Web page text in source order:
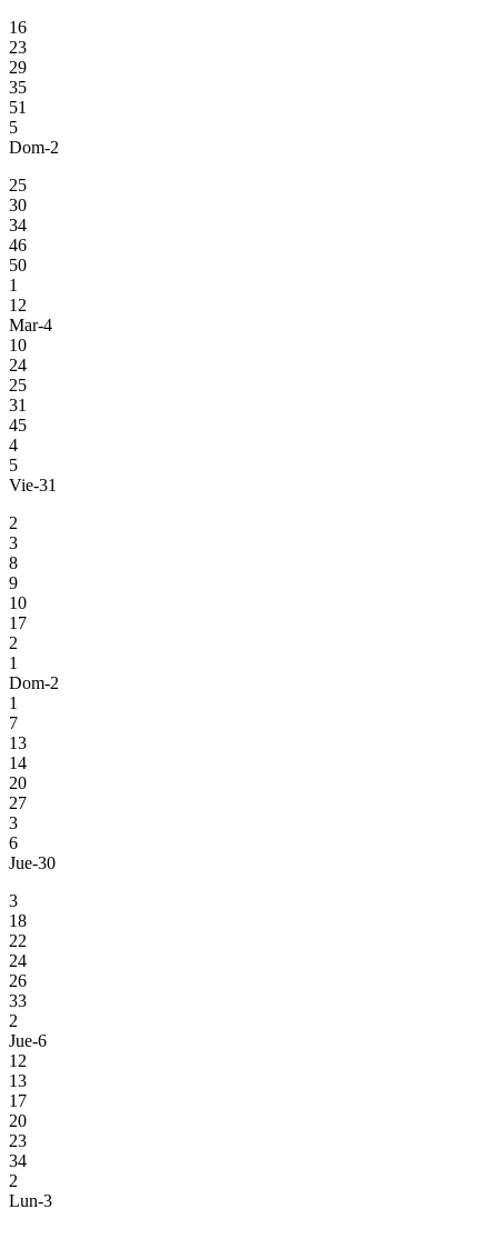
16
23
29
35
51
5
Dom-2
25
30
34
46
50
1
12
Mar-4
10
24
25
31
45
4
5
Vie-31
2
3
8
9
10
17
2
1
Dom-2
1
7
13
14
20
27
3
6
Jue-30
3
18
22
24
26
33
2
Jue-6
12
13
17
20
23
34
2
Lun-3